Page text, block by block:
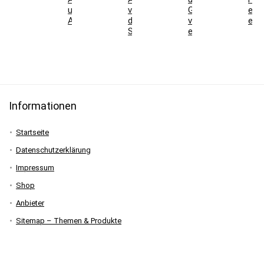
und
Angebote
vor
der
Skisaison
Genusscarver
verständlich
erklärt
Informationen
Startseite
Datenschutzerklärung
Impressum
Shop
Anbieter
Sitemap – Themen & Produkte